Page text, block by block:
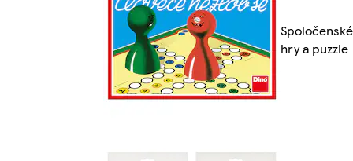
Spoločenské
hry a puzzle